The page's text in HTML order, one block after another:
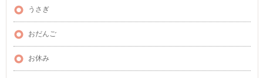
うさぎ
おだんご
お休み